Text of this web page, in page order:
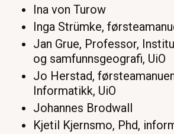
Ina von Turow
Inga Strümke,
Jan Grue, Professor,
og samfunnsgeografi, UiO
Jo Herstad,
Informatikk, UiO
Johannes Brodwall
Kjetil Kjernsmo, Phd,